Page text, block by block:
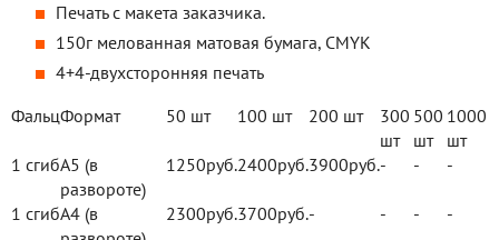
Печать с макета заказчика.
150г мелованная матовая бумага, CMYK
4+4-двухсторонняя печать
ФальцФормат 50 шт 100 шт 200 шт
300
шт
500
шт
1000
шт
1 сгибА5 (в
развороте)
1250руб.2400руб.3900руб.- - -
1 сгибА4 (в
2300руб.3700руб.- - - -